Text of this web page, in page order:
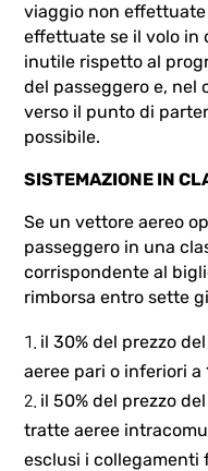
viaggio non
effettuate se il volo in
inutile rispetto al
del passeggero e, nel
verso il punto di
possibile.
SISTEMAZIONE IN
Se un vettore aereo
passeggero in una
corrispondente al
rimborsa entro sette
il 30% del prezzo
aeree pari o inferiori a
il 50% del prezzo
tratte aeree
esclusi i collegamenti